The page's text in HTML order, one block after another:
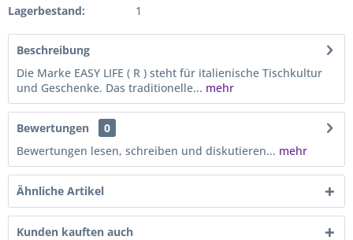
Lagerbestand:
1
Beschreibung
Die Marke EASY LIFE ( R ) steht für italienische Tischkultur
und Geschenke. Das traditionelle... mehr
Bewertungen
0
Bewertungen lesen, schreiben und diskutieren... mehr
Ähnliche Artikel
Kunden kauften auch